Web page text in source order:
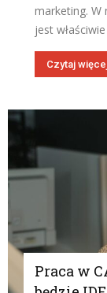
marketing. W
jest
Czytaj
Praca w